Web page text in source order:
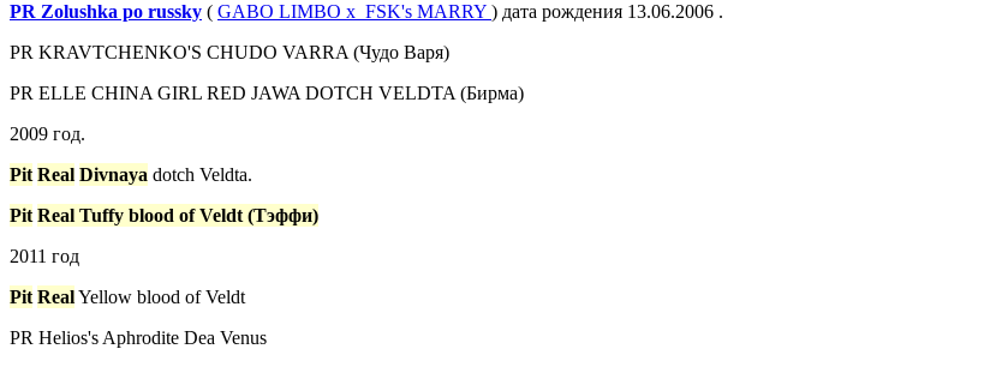
PR Zolushka po russky ( GABO LIMBO х FSK's MARRY ) дата рождения 13.06.2006 .
PR KRAVTCHENKO'S CHUDO VARRA (Чудо Варя)
PR ELLE CHINA GIRL RED JAWA DOTCH VELDTA (Бирма)
2009 год.
Pit Real Divnaya dotch Veldta.
Pit Real Tuffy blood of Veldt (Тэффи)
2011 год
Pit RealYellow blood of Veldt
PR Helios's Aphrodite Dea Venus